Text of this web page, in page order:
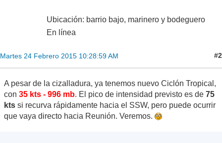
Ubicación: barrio bajo, marinero y bodeguero
En línea
Martes 24 Febrero 2015 10:28:59 AM #2
A pesar de la cizalladura, ya tenemos nuevo Ciclón Tropical,
con 35 kts - 996 mb. El pico de intensidad previsto es de 75
kts si recurva rápidamente hacia el SSW, pero puede ocurrir
que vaya directo hacia Reunión. Veremos.